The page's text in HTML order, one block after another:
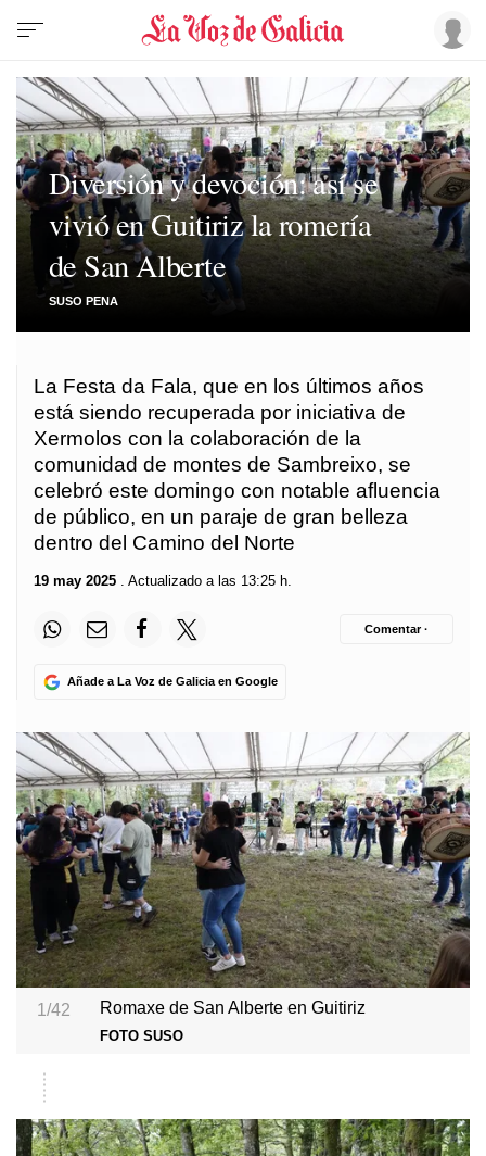
Diversión y devoción: así se
vivió en Guitiriz la romería
de San Alberte
SUSO PENA
La Festa da Fala, que en los últimos años
está siendo recuperada por iniciativa de
Xermolos con la colaboración de la
comunidad de montes de Sambreixo, se
celebró este domingo con notable afluencia
de público, en un paraje de gran belleza
dentro del Camino del Norte
19 may 2025 . Actualizado a las 13:25 h.
Añade a La Voz de Galicia en Google
Comentar ·
1/42 Romaxe de San Alberte en Guitiriz
FOTO SUSO